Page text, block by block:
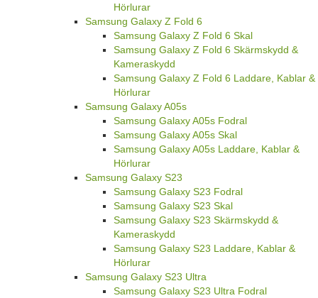
Hörlurar
Samsung Galaxy Z Fold 6
Samsung Galaxy Z Fold 6 Skal
Samsung Galaxy Z Fold 6 Skärmskydd &
Kameraskydd
Samsung Galaxy Z Fold 6 Laddare, Kablar &
Hörlurar
Samsung Galaxy A05s
Samsung Galaxy A05s Fodral
Samsung Galaxy A05s Skal
Samsung Galaxy A05s Laddare, Kablar &
Hörlurar
Samsung Galaxy S23
Samsung Galaxy S23 Fodral
Samsung Galaxy S23 Skal
Samsung Galaxy S23 Skärmskydd &
Kameraskydd
Samsung Galaxy S23 Laddare, Kablar &
Hörlurar
Samsung Galaxy S23 Ultra
Samsung Galaxy S23 Ultra Fodral